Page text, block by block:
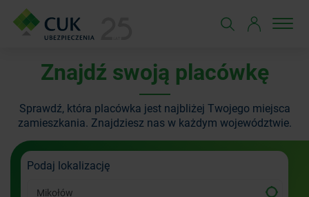
Znajdź swoją placówkę
Sprawdź, która placówka jest najbliżej Twojego miejsca
zamieszkania. Znajdziesz nas w każdym województwie.
Podaj lokalizację